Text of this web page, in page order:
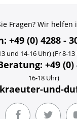
Fragen? Wir helfen
+49 (0) 4288 -
und 14-16 Uhr) (Fr 8-13
+49 (0)
16-18 Uhr)
und-